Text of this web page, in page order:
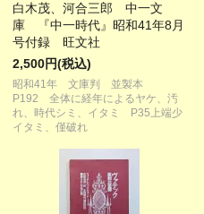
白木茂、河合三郎 中一文
庫 『中一時代』昭和41年8月
号付録 旺文社
2,500円(税込)
昭和41年 文庫判 並製本
P192 全体に経年によるヤケ、汚
れ、時代シミ、イタミ P35上端少
イタミ、僅破れ